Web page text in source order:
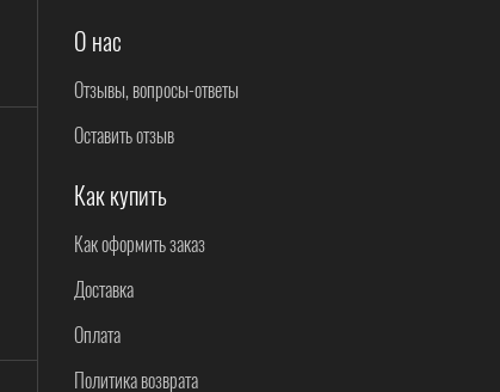
О нас
Отзывы, вопросы-ответы
Оставить отзыв
Как купить
Как оформить заказ
Доставка
Оплата
Политика возврата